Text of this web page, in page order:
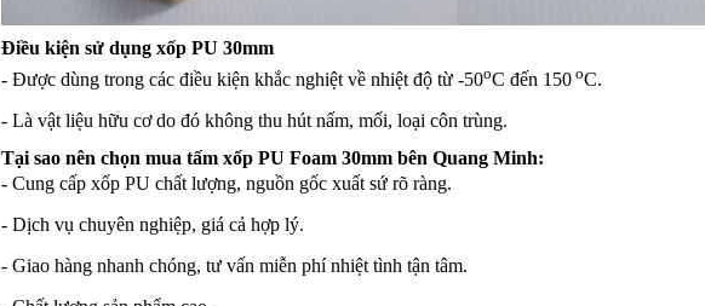
Điều kiện sử dụng xốp PU 30mm
- Được dùng trong các điều kiện khắc nghiệt về nhiệt độ từ -50oC đến 150 oC.
- Là vật liệu hữu cơ do đó không thu hút nấm, mối, loại côn trùng.
Tại sao nên chọn mua tấm xốp PU Foam 30mm bên Quang Minh:
-Cung cấp xốp PU chất lượng, nguồn gốc xuất sứ rõ ràng.
- Dịch vụ chuyên nghiệp, giá cả hợp lý.
- Giao hàng nhanh chóng, tư vấn miễn phí nhiệt tình tận tâm.